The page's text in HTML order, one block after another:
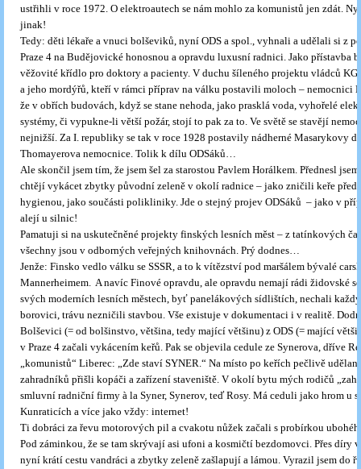
ustřihli v roce 1972. O elektroautech se nám mohlo za komunistů jen zdát.
jinak!
Tedy: děti lékaře a vnuci bolševiků, nyní ODS a spol., vyhnali a udělali si z
Praze 4 na Budějovické honosnou a opravdu luxusní radnici. Jako přístavba
věžovité křídlo pro doktory a pacienty. V duchu šíleného projektu vládců
a jeho mordýřů, kteří v rámci příprav na válku postavili moloch – nemocnici
že v obřích budovách, když se stane nehoda, jako prasklá voda, vyhořelé
systémy, či vypukne-li větší požár, stojí to pak za to. Ve světě se stavějí
nejnižší. Za I. republiky se tak v roce 1928 postavily nádherné Masarykovy
Thomayerova nemocnice. Tolik k dílu ODSáků…
Ale skončil jsem tím, že jsem šel za starostou Pavlem Horálkem. Přednesl
chtějí vykácet zbytky původní zeleně v okolí radnice – jako zničili keře před
hygienou, jako součásti polikliniky. Jde o stejný projev ODSáků – jako v
alejí u silnic!
Pamatuji si na uskutečněné projekty finských lesních měst – z tatínkových
všechny jsou v odborných veřejných knihovnách. Prý dodnes…
Jenže: Finsko vedlo válku se SSSR, a to k vítězství pod maršálem bývalé
Mannerheimem. A navíc Finové opravdu, ale opravdu nemají rádi židovské
svých moderních lesních městech, byť panelákových sídlištích, nechali
borovici, trávu nezničili stavbou. Vše existuje v dokumentaci i v realitě.
Bolševici (= od bolšinstvo, většina, tedy mající většinu) z ODS (= mající
v Praze 4 začali vykácením keřů. Pak se objevila cedule ze Synerova, dříve
„komunistů“ Liberec: „Zde staví SYNER.“ Na místo po keřích pečlivě
zahradníků přišli kopáči a zařízení staveniště. V okolí bytu mých rodičů
smluvní radniční firmy à la Syner, Synerov, teď Rosy. Má ceduli jako hrom u
Kunraticích a více jako vždy: internet!
Ti dobráci za řevu motorových pil a cvakotu nůžek začali s probírkou
Pod záminkou, že se tam skrývají asi ufoni a kosmičtí bezdomovci. Přes díry
nyní krátí cestu vandráci a zbytky zeleně zašlapují a lámou. Vyrazil jsem do